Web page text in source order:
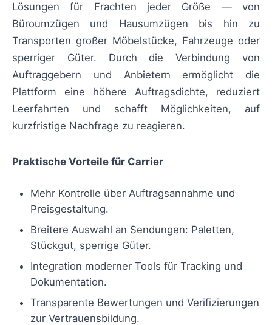
Lösungen für Frachten jeder Größe — von
Büroumzügen und Hausumzügen bis hin zu
Transporten großer Möbelstücke, Fahrzeuge oder
sperriger Güter. Durch die Verbindung von
Auftraggebern und Anbietern ermöglicht die
Plattform eine höhere Auftragsdichte, reduziert
Leerfahrten und schafft Möglichkeiten, auf
kurzfristige Nachfrage zu reagieren.
Praktische Vorteile für Carrier
Mehr Kontrolle über Auftragsannahme und
Preisgestaltung.
Breitere Auswahl an Sendungen: Paletten,
Stückgut, sperrige Güter.
Integration moderner Tools für Tracking und
Dokumentation.
Transparente Bewertungen und Verifizierungen
zur Vertrauensbildung.